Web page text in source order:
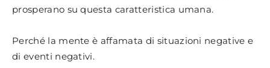
prosperano su questa caratteristica umana.
Perché la mente è affamata di situazioni negative e
di eventi negativi.